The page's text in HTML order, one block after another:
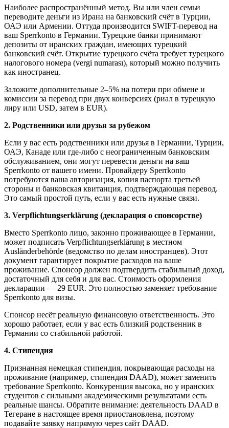
Наиболее распространённый метод. Вы или член семьи
переводите деньги из Ирана на банковский счёт в Турции,
ОАЭ или Армении. Оттуда производится SWIFT-перевод на
ваш Sperrkonto в Германии. Турецкие банки принимают
депозиты от иранских граждан, имеющих турецкий
банковский счёт. Открытие турецкого счёта требует турецкого
налогового номера (vergi numarası), который можно получить
как иностранец.
Заложите дополнительные 2–5% на потери при обмене и
комиссии за перевод при двух конверсиях (риал в турецкую
лиру или USD, затем в EUR).
2. Родственники или друзья за рубежом
Если у вас есть родственники или друзья в Германии, Турции,
ОАЭ, Канаде или где-либо с неограниченным банковским
обслуживанием, они могут перевести деньги на ваш
Sperrkonto от вашего имени. Провайдеру Sperrkonto
потребуются ваша авторизация, копия паспорта третьей
стороны и банковская квитанция, подтверждающая перевод.
Это самый простой путь, если у вас есть нужные связи.
3. Verpflichtungserklärung (декларация о спонсорстве)
Вместо Sperrkonto лицо, законно проживающее в Германии,
может подписать Verpflichtungserklärung в местном
Ausländerbehörde (ведомство по делам иностранцев). Этот
документ гарантирует покрытие расходов на ваше
проживание. Спонсор должен подтвердить стабильный доход,
достаточный для себя и для вас. Стоимость оформления
декларации — 29 EUR. Это полностью заменяет требование
Sperrkonto для визы.
Спонсор несёт реальную финансовую ответственность. Это
хорошо работает, если у вас есть близкий родственник в
Германии со стабильной работой.
4. Стипендия
Признанная немецкая стипендия, покрывающая расходы на
проживание (например, стипендия DAAD), может заменить
требование Sperrkonto. Конкуренция высока, но у иранских
студентов с сильными академическими результатами есть
реальные шансы. Обратите внимание: деятельность DAAD в
Тегеране в настоящее время приостановлена, поэтому
подавайте заявку напрямую через сайт DAAD.